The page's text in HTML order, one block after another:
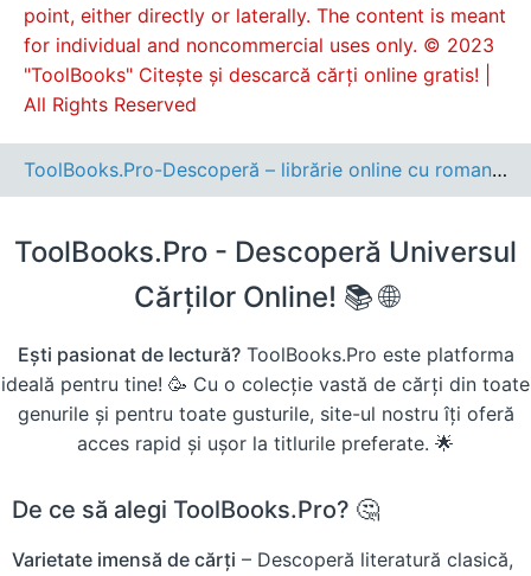
point, either directly or laterally. The content is meant
for individual and noncommercial uses only. © 2023
"ToolBooks" Citește și descarcă cărți online gratis! |
All Rights Reserved
ToolBooks.Pro-Descoperă – librărie online cu romane, cărți pentru copii, dezvoltare personală și cele mai noi apariții editoriale.
ToolBooks.Pro - Descoperă Universul
Cărților Online! 📚 🌐
Ești pasionat de lectură?ToolBooks.Pro este platforma
ideală pentru tine! 🥳 Cu o colecție vastă de cărți din toate
genurile și pentru toate gusturile, site-ul nostru îți oferă
acces rapid și ușor la titlurile preferate. 🌟
De ce să alegi ToolBooks.Pro? 🤔
Varietate imensă de cărți – Descoperă literatură clasică,